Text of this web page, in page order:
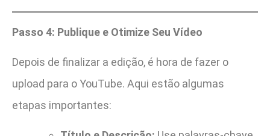
Passo 4: Publique e Otimize Seu Vídeo
Depois de finalizar a edição, é hora de fazer o
upload para o YouTube. Aqui estão algumas
etapas importantes: